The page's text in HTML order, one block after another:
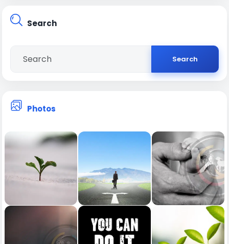
Search
Search
Photos